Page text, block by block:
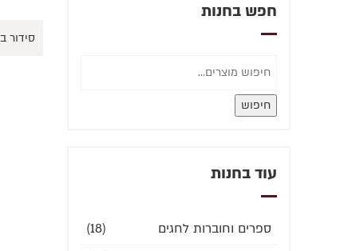
חפש בחנות
חיפוש
עוד בחנות
ספרים וחוברות לחגים
(18)